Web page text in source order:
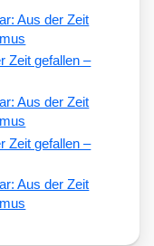
Aus der Zeit
Zeit gefallen –
Aus der Zeit
Zeit gefallen –
Aus der Zeit